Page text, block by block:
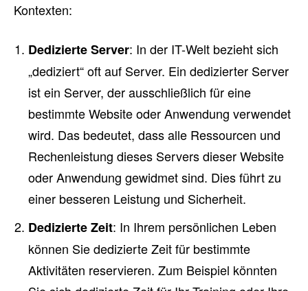
Kontexten:
Dedizierte Server: In der IT-Welt bezieht sich
„dediziert“ oft auf Server. Ein dedizierter Server
ist ein Server, der ausschließlich für eine
bestimmte Website oder Anwendung verwendet
wird. Das bedeutet, dass alle Ressourcen und
Rechenleistung dieses Servers dieser Website
oder Anwendung gewidmet sind. Dies führt zu
einer besseren Leistung und Sicherheit.
Dedizierte Zeit: In Ihrem persönlichen Leben
können Sie dedizierte Zeit für bestimmte
Aktivitäten reservieren. Zum Beispiel könnten